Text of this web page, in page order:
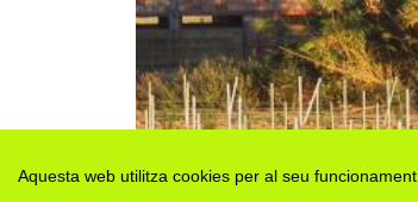
Aquesta web utilitza cookies per al seu funcionament.